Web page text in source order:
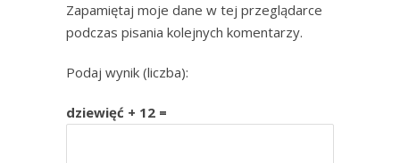
Zapamiętaj moje dane w tej przeglądarce
podczas pisania kolejnych komentarzy.
Podaj wynik (liczba):
dziewięć + 12 =